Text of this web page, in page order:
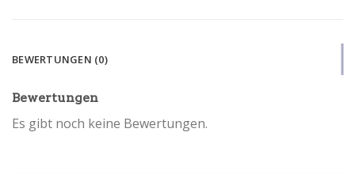
BEWERTUNGEN (0)
Bewertungen
Es gibt noch keine Bewertungen.